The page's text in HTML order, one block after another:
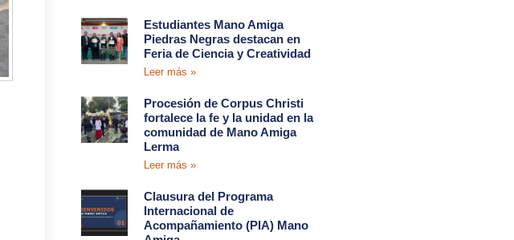
Estudiantes Mano Amiga
Piedras Negras destacan en
Feria de Ciencia y Creatividad
Leer más »
Procesión de Corpus Christi
fortalece la fe y la unidad en la
comunidad de Mano Amiga
Lerma
Leer más »
Clausura del Programa
Internacional de
Acompañamiento (PIA) Mano